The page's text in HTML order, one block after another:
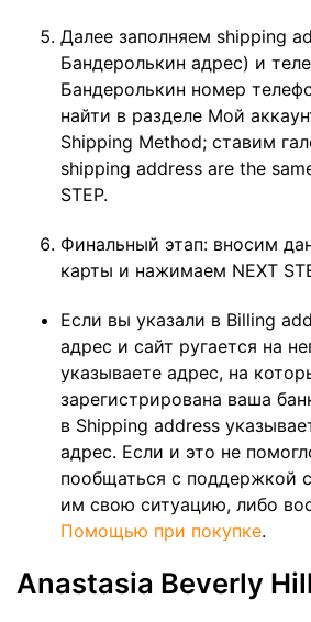
Далее заполняем shipping
Бандеролькин адрес) и
Бандеролькин номер
найти в разделе Мой
Shipping Method; ставим
shipping address are the
STEP.
Финальный этап: вносим
карты и нажимаем NEXT
Если вы указали в Billing
адрес и сайт ругается на
указываете адрес, на
зарегистрирована ваша
в Shipping address
адрес. Если и это не
пообщаться с поддержкой
им свою ситуацию, либо
Помощью при покупке.
Anastasia Beverly